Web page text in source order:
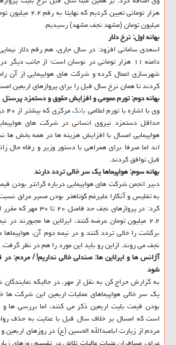
میلیون تومان (مشهد نجف مشهد) رسیدیم.
بهانه اول: نرخ دلار
اسعدی سامانی افزود: در سال جاری، هم رقم دلار
دامنه ۱۱ هزار تومانی در نوسان است؛ از جانب
شهرسازی اعمال كرده و شركت های هواپیمایی از آن
كردند تا همان نرخ سال قبل را برای پروازهای اربعین
بهانه دوم: تورم عمومی و افزایش حقوق و دستمزد پرسنل
وی با اشاره با تورم اعلامیبانك
حداقل دستمزد نیروی انسانی در شركت های
هواپیمایی امسال با افزایش هزینه ها در همه بخش
اند اما صرفا برای همراهی با دستور وزیر و رفاه حال
قبل توافق كردند.
بهانه سوم: هواپیماها یك سر خالی تردد دارند
دبیر انجمن شركت های هواپیمایی درباره گرانتر بودن
به تفلیس و آنكارا علیرغم كوتاهتر بودن مسیر عراق
كرد: در پروازهای نجف
۲.۲ میلیون تومان عرضه كنند، ایرلاین ها مجبورند
برگشت را خالی تردد كنند و در نیمه دوم آن،
نجف می روند. ازاین رو باید این مورد را هم در نظر گرفت.
آژانس ها و ایرلاین ها: صندلی خالی نداریم! / مردم:
شود
به گزارش حراج كن به نقل از مهر، در حالیكه نمایندگان
یك سر خالی هواپیماهای عملیات اربعین این شركت ها
بودن قیمت بلیت اربعین ذكر می كنند، اما بررسی ها
است كه امسال بر خلاف سال قبل با عنایت به حذف
مردم از زیارت اباعبدالله الحسین (ع) در روزهای اربعین